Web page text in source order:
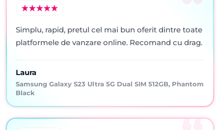
Simplu, rapid, pretul cel mai bun oferit dintre toate
platformele de vanzare online. Recomand cu drag.
Laura
Samsung Galaxy S23 Ultra 5G Dual SIM 512GB, Phantom
Black